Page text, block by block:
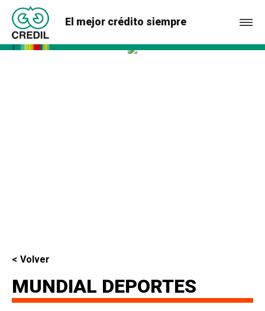
El mejor crédito siempre
Volver
MUNDIAL DEPORTES